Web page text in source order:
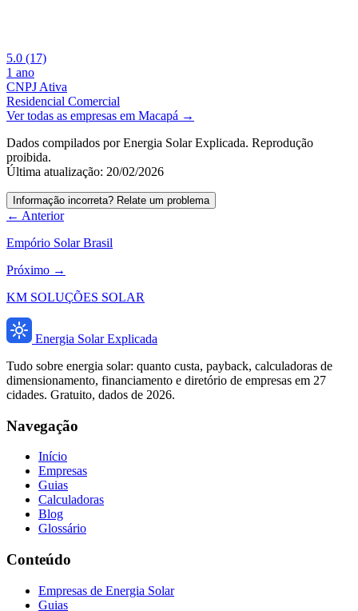
5.0 (17)
1 ano
CNPJ Ativa
Residencial Comercial
Ver todas as empresas em Macapá →
Dados compilados por Energia Solar Explicada. Reprodução
proibida.
Última atualização: 20/02/2026
Informação incorreta? Relate um problema
← Anterior
Empório Solar Brasil
Próximo →
KM SOLUÇÕES SOLAR
Energia Solar Explicada
Tudo sobre energia solar: quanto custa, payback, calculadoras de
dimensionamento, financiamento e diretório de empresas em 27
cidades. Gratuito, dados de 2026.
Navegação
Início
Empresas
Guias
Calculadoras
Blog
Glossário
Conteúdo
Empresas de Energia Solar
Guias